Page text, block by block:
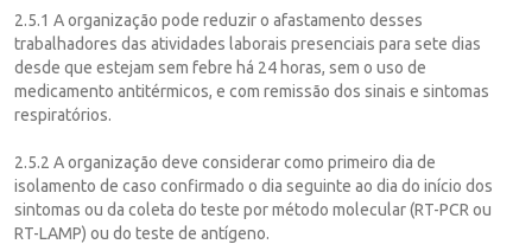
2.5.1 A organização pode reduzir o afastamento desses
trabalhadores das atividades laborais presenciais para sete dias
desde que estejam sem febre há 24 horas, sem o uso de
medicamento antitérmicos, e com remissão dos sinais e sintomas
respiratórios.
2.5.2 A organização deve considerar como primeiro dia de
isolamento de caso confirmado o dia seguinte ao dia do início dos
sintomas ou da coleta do teste por método molecular (RT-PCR ou
RT-LAMP) ou do teste de antígeno.